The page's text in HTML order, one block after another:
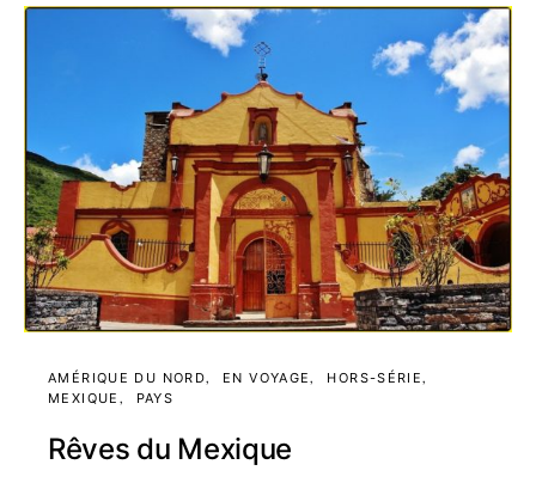
AMÉRIQUE DU NORD EN VOYAGE
HORS-SÉRIE
MEXIQUE
PAYS
Rêves du Mexique